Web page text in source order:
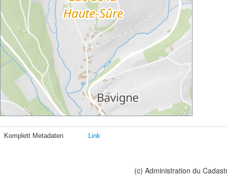
Komplett Metadaten Link
(c) Administration du